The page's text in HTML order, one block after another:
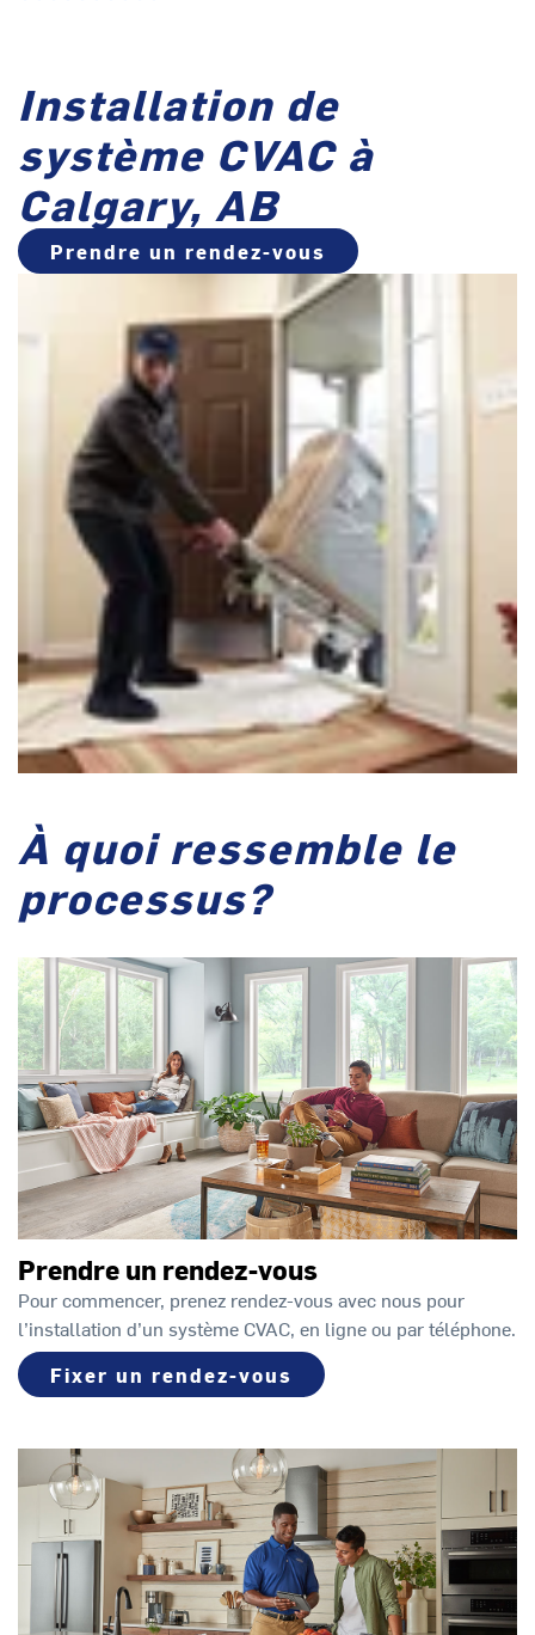
Installation de
système CVAC à
Calgary, AB
Prendre un rendez-vous
À quoi ressemble le
processus?
Prendre un rendez-vous
Pour commencer, prenez rendez-vous avec nous pour
l’installation d’un système CVAC, en ligne ou par téléphone.
Fixer un rendez-vous